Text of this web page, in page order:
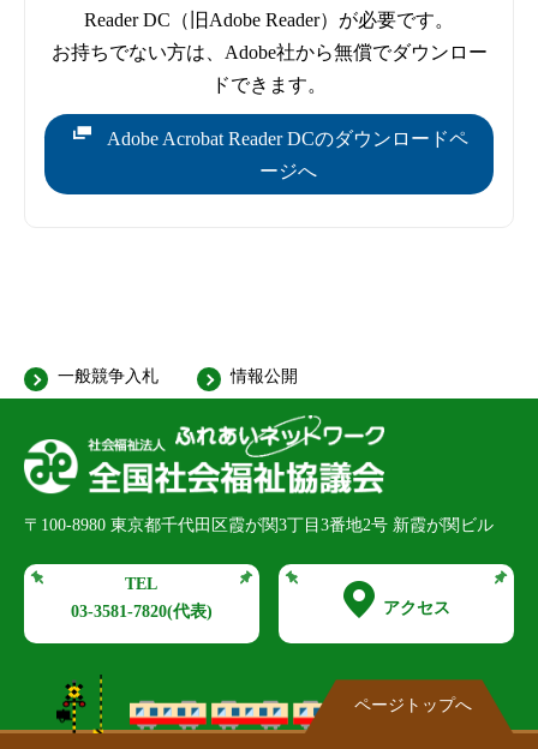
Reader DC（旧Adobe Reader）が必要です。
お持ちでない方は、Adobe社から無償でダウンロー
ドできます。
Adobe Acrobat Reader DCのダウンロードペ
ージへ
一般競争入札 情報公開
〒100-8980 東京都千代田区霞が関3丁目3番地2号 新霞が関ビル
TEL
03-3581-7820(代表) アクセス
ページトップへ